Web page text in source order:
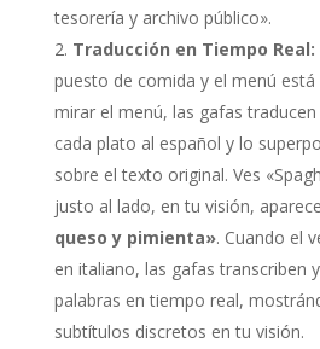
tesorería y archivo público».
Traducción en Tiempo Real:
puesto de comida y el menú
mirar el menú, las gafas
cada plato al español y lo
sobre el texto original. Ves
justo al lado, en tu visión, aparece
queso y pimienta». Cuando el
en italiano, las gafas transcriben
palabras en tiempo real,
subtítulos discretos en tu visión.